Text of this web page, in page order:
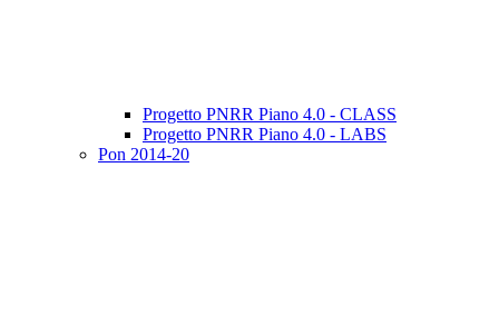
Progetto PNRR Piano 4.0 - CLASS
Progetto PNRR Piano 4.0 - LABS
Pon 2014-20